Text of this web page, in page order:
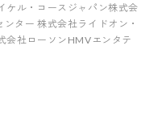
ケル・コースジャパン株式会
ター 株式会社ライドオン・
会社ローソンHMVエンタテ